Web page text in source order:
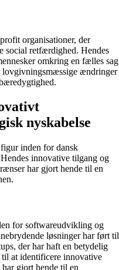
organisationer, der
social retfærdighed. Hendes
omkring en fælles sag
lovgivningsmæssige ændringer
nyskabelse
inden for dansk
innovative tilgang og
har gjort hende til en
for softwareudvikling og
løsninger har ført til
der har haft en betydelig
at identificere innovative
gjort hende til en